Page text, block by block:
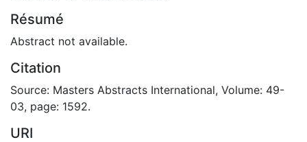
Résumé
Abstract not available.
Citation
Source: Masters Abstracts International, Volume: 49-
03, page: 1592.
URI